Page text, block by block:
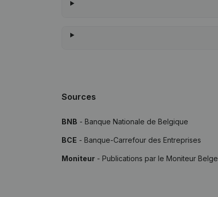
Sources
BNB - Banque Nationale de Belgique
BCE - Banque-Carrefour des Entreprises
Moniteur - Publications par le Moniteur Belge